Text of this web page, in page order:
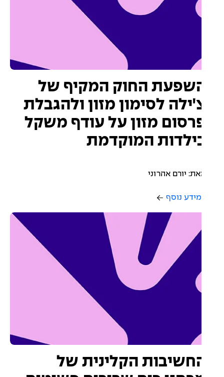
החוק המקיף של
לסימון מזון ולהגבלת
מזון על עודף משקל
המוקדמת
יורם אהרוני
נוסף
הקלינית של